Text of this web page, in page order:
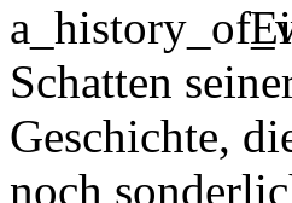
Schatten
Geschichte,
noch